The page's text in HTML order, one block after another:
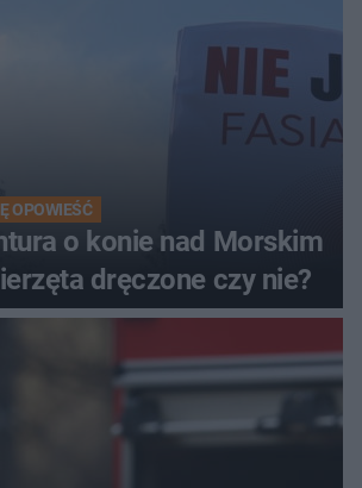
OPOWIEŚĆ
o konie nad Morskim
dręczone czy nie?